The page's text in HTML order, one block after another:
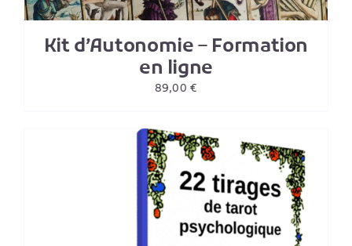
Kit d’Autonomie – Formation
en ligne
89,00€